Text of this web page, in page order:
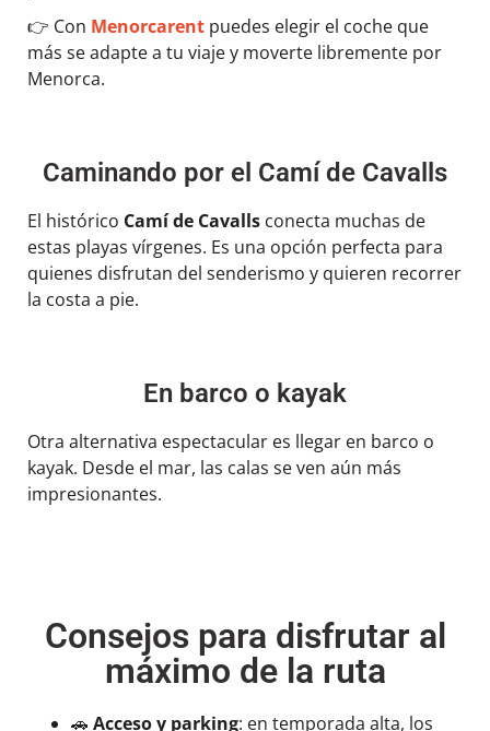
👉 Con Menorcarent puedes elegir el coche que
más se adapte a tu viaje y moverte libremente por
Menorca.
Caminando por el Camí de Cavalls
El histórico Camí de Cavalls conecta muchas de
estas playas vírgenes. Es una opción perfecta para
quienes disfrutan del senderismo y quieren recorrer
la costa a pie.
En barco o kayak
Otra alternativa espectacular es llegar en barco o
kayak. Desde el mar, las calas se ven aún más
impresionantes.
Consejos para disfrutar al
máximo de la ruta
🚗 Acceso y parking: en temporada alta, los